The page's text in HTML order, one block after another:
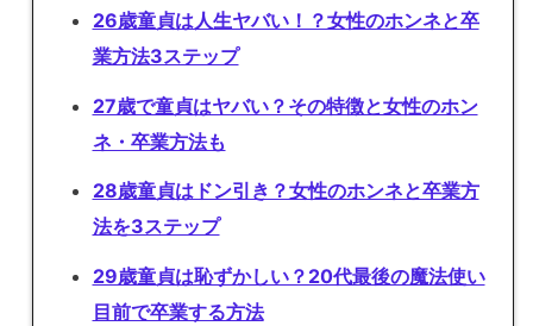
26歳童貞は人生ヤバい！？女性のホンネと卒
業方法3ステップ
27歳で童貞はヤバい？その特徴と女性のホン
ネ・卒業方法も
28歳童貞はドン引き？女性のホンネと卒業方
法を3ステップ
29歳童貞は恥ずかしい？20代最後の魔法使い
目前で卒業する方法